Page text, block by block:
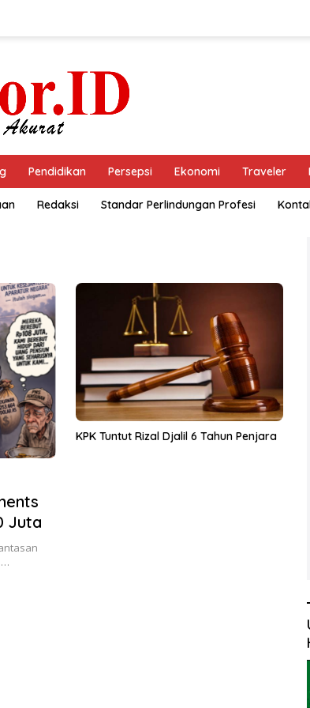
Pendidikan Persepsi Ekonomi Traveler
Redaksi Standar Perlindungan Profesi
Juta
KPK Tuntut Rizal Djalil 6 Tahun Penjara